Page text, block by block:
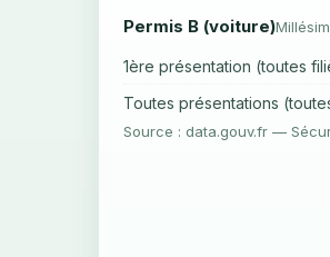
Permis B (voiture)
1ère présentation (toutes
Toutes présentations
Source : data.gouv.fr —